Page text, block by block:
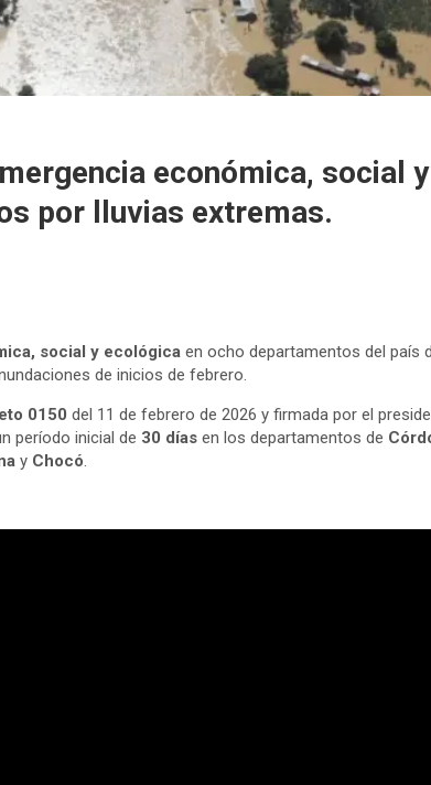
económica, social
por lluvias extremas.
social y ecológica en ocho departamentos del país
de inicios de febrero.
0150 del 11 de febrero de 2026 y firmada por el
período inicial de 30 días en los departamentos de
y Chocó.